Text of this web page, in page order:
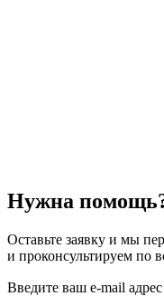
Нужна
Оставьте заявку и мы
и проконсультируем по
Введите ваш e-mail адрес